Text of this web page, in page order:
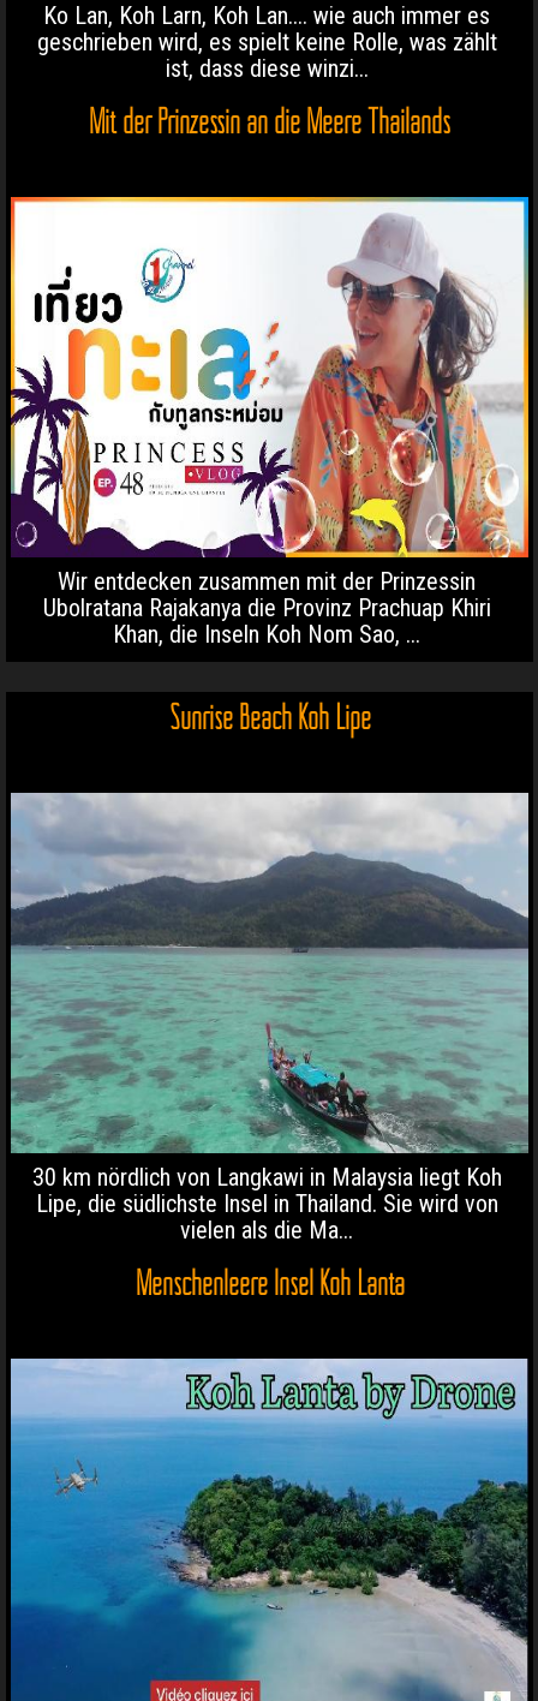
Ko Lan, Koh Larn, Koh Lan.... wie auch immer es
geschrieben wird, es spielt keine Rolle, was zählt
ist, dass diese winzi...
Mit der Prinzessin an die Meere Thailands
Wir entdecken zusammen mit der Prinzessin
Ubolratana Rajakanya die Provinz Prachuap Khiri
Khan, die Inseln Koh Nom Sao, ...
Sunrise Beach Koh Lipe
30 km nördlich von Langkawi in Malaysia liegt Koh
Lipe, die südlichste Insel in Thailand. Sie wird von
vielen als die Ma...
Menschenleere Insel Koh Lanta